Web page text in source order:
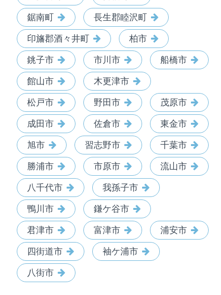
鋸南町 長生郡睦沢町
印旛郡酒々井町 柏市
銚子市 市川市 船橋市
館山市 木更津市
松戸市 野田市 茂原市
成田市 佐倉市 東金市
旭市 習志野市 千葉市
勝浦市 市原市 流山市
八千代市 我孫子市
鴨川市 鎌ケ谷市
君津市 富津市 浦安市
四街道市 袖ケ浦市
八街市